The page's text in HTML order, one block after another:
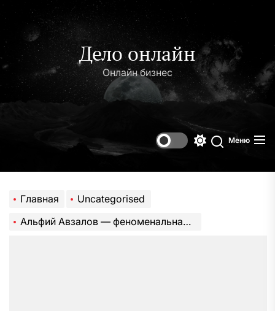
содержимому
Дело онлайн
Онлайн бизнес
Поиск
Меню
Главная
Uncategorised
Альфий Авзалов — феноменальная жизненная история и невероятные достижения